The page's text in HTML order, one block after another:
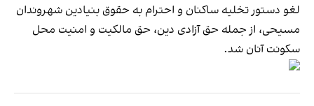
لغو دستور تخلیه ساکنان و احترام به حقوق بنیادین شهروندان
مسیحی، از جمله حق آزادی دین، حق مالکیت و امنیت محل
سکونت آنان شد.